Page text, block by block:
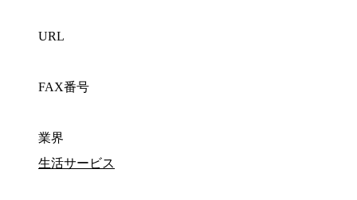
URL
FAX番号
業界
生活サービス